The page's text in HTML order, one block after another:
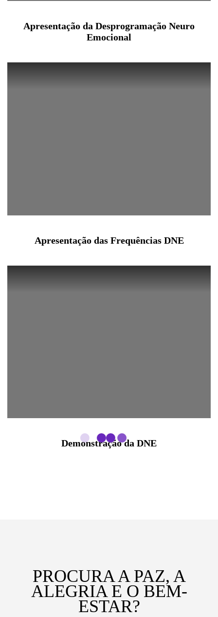
Apresentação da Desprogramação Neuro
Emocional
Apresentação das Frequências DNE
Demonstração da DNE
PROCURA A PAZ, A
ALEGRIA E O BEM-
ESTAR?